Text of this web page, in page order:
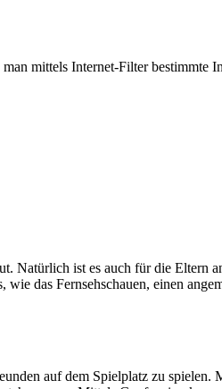
mittels Internet-Filter bestimmte
Natürlich ist es auch für die Eltern
das Fernsehschauen, einen
auf dem Spielplatz zu